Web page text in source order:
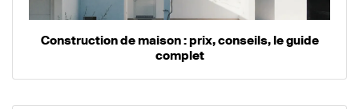
Construction de maison : prix, conseils, le guide
complet